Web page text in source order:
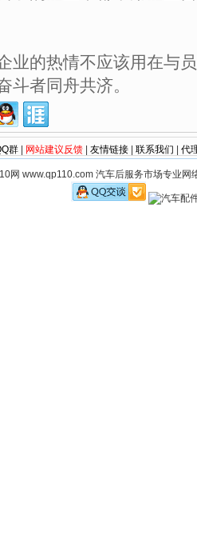
业的热情不应该用在与
斗者同舟共济。
群 网站建议反馈 友情链接 联系我们 代
网 www.qp110.com 汽车后服务市场专业